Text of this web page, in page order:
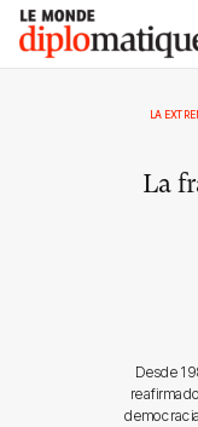
Skip
content
Le monde
LA
La
Desde